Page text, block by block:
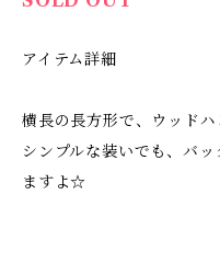
アイテム詳細
横長の長方形で、ウッドハ
シンプルな装いでも、バ
ますよ☆